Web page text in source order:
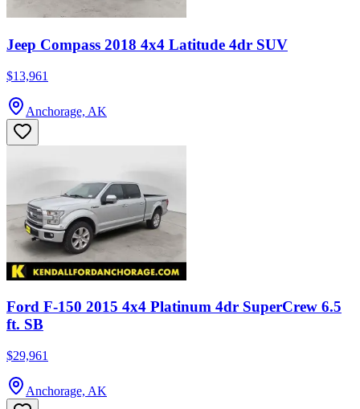
Jeep Compass 2018 4x4 Latitude 4dr SUV
$13,961
Anchorage, AK
Ford F-150 2015 4x4 Platinum 4dr SuperCrew 6.5
ft. SB
$29,961
Anchorage, AK